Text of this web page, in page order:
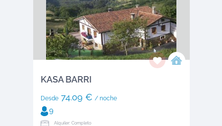
KASA BARRI
Desde74.09 € / noche
9
Alquiler: Completo